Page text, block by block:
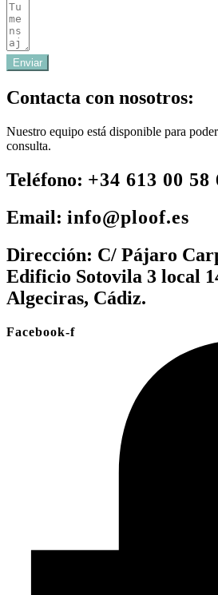
Enviar
Contacta con nosotros:
Nuestro equipo está disponible para
consulta.
Teléfono: +34 613 00 58
Email: info@ploof.es
Dirección: C/ Pájaro
Edificio Sotovila 3 local
Algeciras, Cádiz.
Facebook-f